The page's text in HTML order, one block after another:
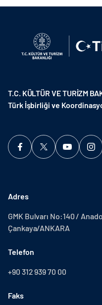
T.C. KÜLTÜR VE TURİZM
Türk İşbirliği ve
Adres
GMK Bulvarı No:140 /
Çankaya/ANKARA
Telefon
+90 312 939 70 00
Faks